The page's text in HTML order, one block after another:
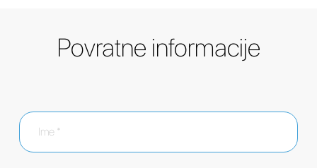
Povratne informacije